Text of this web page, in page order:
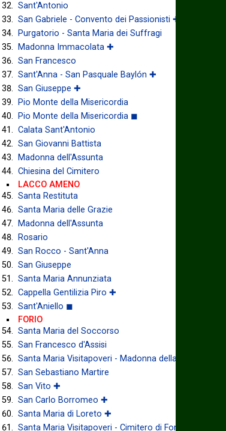
Sant'Antonio
San Gabriele - Convento dei Passionisti ✚
Purgatorio - Santa Maria dei Suffragi
Madonna Immacolata ✚
San Francesco
Sant'Anna - San Pasquale Baylón ✚
San Giuseppe ✚
Pio Monte della Misericordia
Pio Monte della Misericordia ◼
Calata Sant'Antonio
San Giovanni Battista
Madonna dell'Assunta
Chiesina del Cimitero
LACCO AMENO
Santa Restituta
Santa Maria delle Grazie
Madonna dell'Assunta
Rosario
San Rocco - Sant'Anna
San Giuseppe
Santa Maria Annunziata
Cappella Gentilizia Piro ✚
Sant'Aniello ◼
FORIO
Santa Maria del Soccorso
San Francesco d'Assisi
Santa Maria Visitapoveri - Madonna della Grazia
San Sebastiano Martire
San Vito ✚
San Carlo Borromeo ✚
Santa Maria di Loreto ✚
Santa Maria Visitapoveri - Cimitero di Forio ◼